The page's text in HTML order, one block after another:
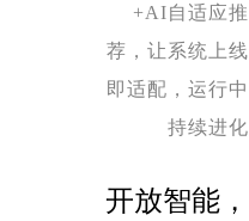
+AI自适应推
荐，让系统上线
即适配，运行中
持续进化
开放智能，